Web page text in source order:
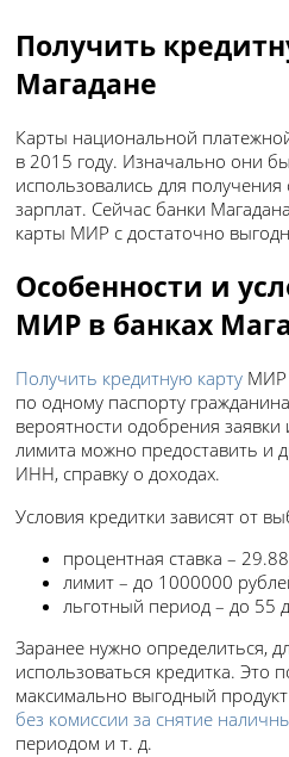
Получить
Магадане
Карты национальной
в 2015 году. Изначально они
использовались для
зарплат. Сейчас банки
карты МИР с достаточно
Особенности и
МИР в банках
Получить кредитную карту МИР
по одному паспорту
вероятности одобрения
лимита можно предоставить и
ИНН, справку о доходах.
Условия кредитки зависят от
процентная ставка –
лимит – до 1000000
льготный период – до 55
Заранее нужно определиться,
использоваться кредитка. Это
максимально выгодный
без комиссии за снятие
периодом и т. д.